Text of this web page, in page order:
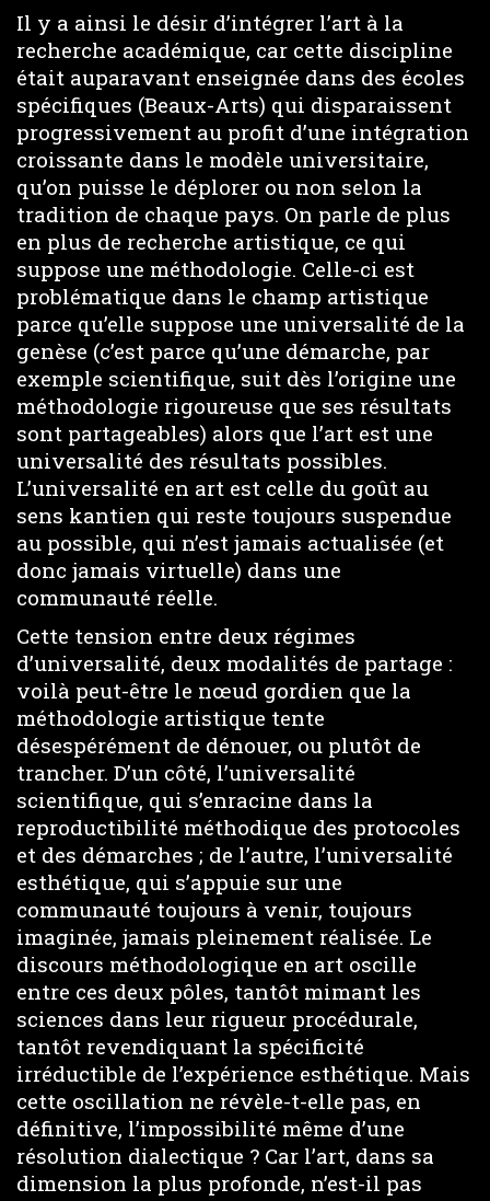
Il y a ainsi le désir d’intégrer l’art à la
recherche académique, car cette discipline
était auparavant enseignée dans des écoles
spécifiques (Beaux-Arts) qui disparaissent
progressivement au profit d’une intégration
croissante dans le modèle universitaire,
qu’on puisse le déplorer ou non selon la
tradition de chaque pays. On parle de plus
en plus de recherche artistique, ce qui
suppose une méthodologie. Celle-ci est
problématique dans le champ artistique
parce qu’elle suppose une universalité de la
genèse (c’est parce qu’une démarche, par
exemple scientifique, suit dès l’origine une
méthodologie rigoureuse que ses résultats
sont partageables) alors que l’art est une
universalité des résultats possibles.
L’universalité en art est celle du goût au
sens kantien qui reste toujours suspendue
au possible, qui n’est jamais actualisée (et
donc jamais virtuelle) dans une
communauté réelle.
Cette tension entre deux régimes
d’universalité, deux modalités de partage :
voilà peut-être le nœud gordien que la
méthodologie artistique tente
désespérément de dénouer, ou plutôt de
trancher. D’un côté, l’universalité
scientifique, qui s’enracine dans la
reproductibilité méthodique des protocoles
et des démarches ; de l’autre, l’universalité
esthétique, qui s’appuie sur une
communauté toujours à venir, toujours
imaginée, jamais pleinement réalisée. Le
discours méthodologique en art oscille
entre ces deux pôles, tantôt mimant les
sciences dans leur rigueur procédurale,
tantôt revendiquant la spécificité
irréductible de l’expérience esthétique. Mais
cette oscillation ne révèle-t-elle pas, en
définitive, l’impossibilité même d’une
résolution dialectique ? Car l’art, dans sa
dimension la plus profonde, n’est-il pas